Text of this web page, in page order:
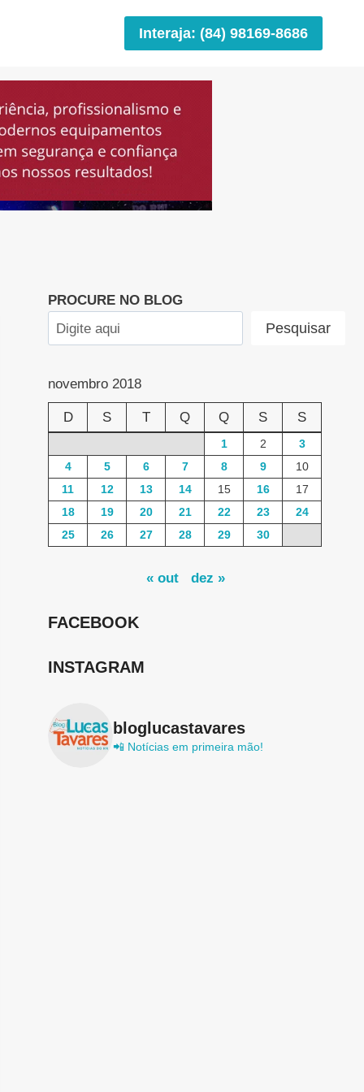
Interaja: (84) 98169-8686
PROCURE NO BLOG
Pesquisar
novembro 2018
D S T Q Q S S
1 2
3
4
5 6 7 8 9
10
11
12 13 14 15 16
17
18
19 20 21 22 23
24
25
26 27 28 29 30
« out dez »
FACEBOOK
INSTAGRAM
bloglucastavares
📲 Notícias em primeira mão!